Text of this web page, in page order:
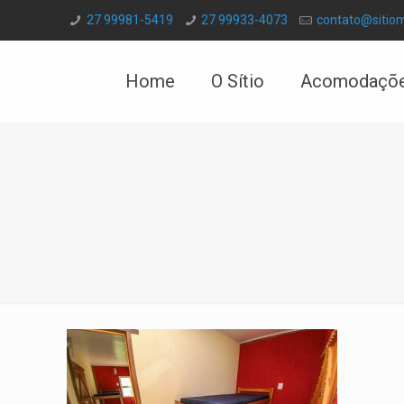
27 99981-5419 27 99933-4073
Home O Sítio